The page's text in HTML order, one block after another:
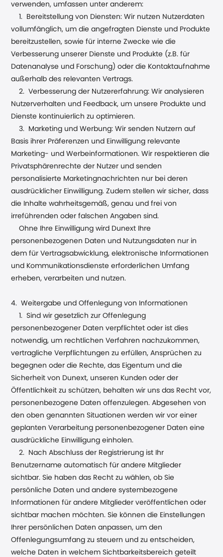
verwenden, umfassen unter anderem:
1. Bereitstellung von Diensten: Wir nutzen Nutzerdaten
vollumfänglich, um die angefragten Dienste und Produkte
bereitzustellen, sowie für interne Zwecke wie die
Verbesserung unserer Dienste und Produkte (z.B. für
Datenanalyse und Forschung) oder die Kontaktaufnahme
außerhalb des relevanten Vertrags.
2. Verbesserung der Nutzererfahrung: Wir analysieren
Nutzerverhalten und Feedback, um unsere Produkte und
Dienste kontinuierlich zu optimieren.
3. Marketing und Werbung: Wir senden Nutzern auf
Basis ihrer Präferenzen und Einwilligung relevante
Marketing- und Werbeinformationen. Wir respektieren die
Privatsphärenrechte der Nutzer und senden
personalisierte Marketingnachrichten nur bei deren
ausdrücklicher Einwilligung. Zudem stellen wir sicher, dass
die Inhalte wahrheitsgemäß, genau und frei von
irreführenden oder falschen Angaben sind.
Ohne Ihre Einwilligung wird Dunext Ihre
personenbezogenen Daten und Nutzungsdaten nur in
dem für Vertragsabwicklung, elektronische Informationen
und Kommunikationsdienste erforderlichen Umfang
erheben, verarbeiten und nutzen.
4. Weitergabe und Offenlegung von Informationen
1. Sind wir gesetzlich zur Offenlegung
personenbezogener Daten verpflichtet oder ist dies
notwendig, um rechtlichen Verfahren nachzukommen,
vertragliche Verpflichtungen zu erfüllen, Ansprüchen zu
begegnen oder die Rechte, das Eigentum und die
Sicherheit von Dunext, unseren Kunden oder der
Öffentlichkeit zu schützen, behalten wir uns das Recht vor,
personenbezogene Daten offenzulegen. Abgesehen von
den oben genannten Situationen werden wir vor einer
geplanten Verarbeitung personenbezogener Daten eine
ausdrückliche Einwilligung einholen.
2. Nach Abschluss der Registrierung ist Ihr
Benutzername automatisch für andere Mitglieder
sichtbar. Sie haben das Recht zu wählen, ob Sie
persönliche Daten und andere systembezogene
Informationen für andere Mitglieder veröffentlichen oder
sichtbar machen möchten. Sie können die Einstellungen
Ihrer persönlichen Daten anpassen, um den
Offenlegungsumfang zu steuern und zu entscheiden,
welche Daten in welchem Sichtbarkeitsbereich geteilt